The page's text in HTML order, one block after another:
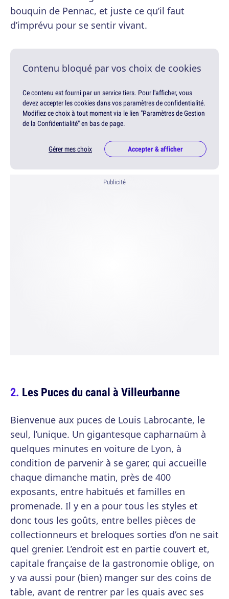
bouquin de Pennac, et juste ce qu’il faut
d’imprévu pour se sentir vivant.
Contenu bloqué par vos choix de cookies
Ce contenu est fourni par un service tiers. Pour l'afficher, vous
devez accepter les cookies dans vos paramètres de confidentialité.
Modifiez ce choix à tout moment via le lien "Paramètres de Gestion
de la Confidentialité" en bas de page.
Gérer mes choix Accepter & afficher
Publicité
Les Puces du canal à Villeurbanne
Bienvenue aux puces de Louis Labrocante, le
seul, l’unique. Un gigantesque capharnaüm à
quelques minutes en voiture de Lyon, à
condition de parvenir à se garer, qui accueille
chaque dimanche matin, près de 400
exposants, entre habitués et familles en
promenade. Il y en a pour tous les styles et
donc tous les goûts, entre belles pièces de
collectionneurs et breloques sorties d’on ne sait
quel grenier. L’endroit est en partie couvert et,
capitale française de la gastronomie oblige, on
y va aussi pour (bien) manger sur des coins de
table, avant de rentrer par les quais avec ses